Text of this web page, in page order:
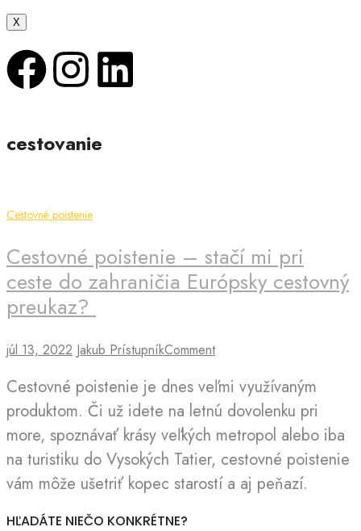
X
cestovanie
Cestovné poistenie
Cestovné poistenie – stačí mi pri
ceste do zahraničia Európsky cestovný
preukaz?
júl 13, 2022 Jakub PrístupníkComment
Cestovné poistenie je dnes veľmi využívaným
produktom. Či už idete na letnú dovolenku pri
more, spoznávať krásy veľkých metropol alebo iba
na turistiku do Vysokých Tatier, cestovné poistenie
vám môže ušetriť kopec starostí a aj peňazí.
HĽADÁTE NIEČO KONKRÉTNE?